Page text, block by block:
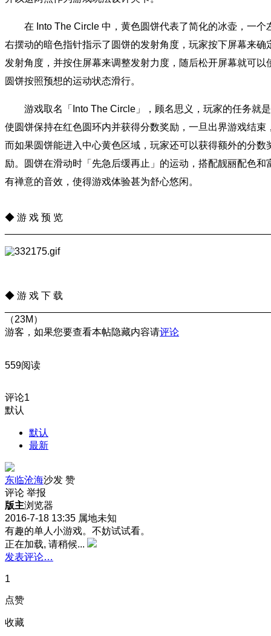
在 Into The Circle 中，黄色圆饼代表了简化的冰壶，一个
右摆动的暗色指针指示了圆饼的发射角度，玩家按下屏幕来确
发射角度，并按住屏幕来调整发射力度，随后松开屏幕就可以
圆饼按照预想的运动状态滑行。
游戏取名「Into The Circle」，顾名思义，玩家的任务就是
使圆饼保持在红色圆环内并获得分数奖励，一旦出界游戏结束
而如果圆饼能进入中心黄色区域，玩家还可以获得额外的分数
励。圆饼在滑动时「先急后缓再止」的运动，搭配靓丽配色和
有禅意的音效，使得游戏体验甚为舒心悠闲。
◆ 游 戏 预 览
◆ 游 戏 下 载
（23M）
游客，如果您要查看本帖隐藏内容请评论
559阅读
评论1
默认
默认
最新
东临沧海沙发 赞
评论 举报
版主浏览器
2016-7-18 13:35 属地未知
有趣的单人小游戏。不妨试试看。
正在加载, 请稍候...
发表评论…
1
点赞
收藏